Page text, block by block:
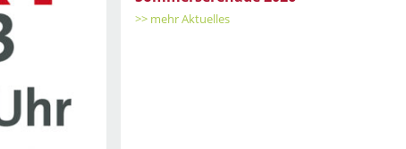
>> mehr Aktuelles